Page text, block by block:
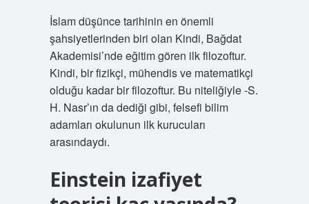
İslam düşünce tarihinin en önemli
şahsiyetlerinden biri olan Kindi, Bağdat
Akademisi’nde eğitim gören ilk filozoftur.
Kindi, bir fizikçi, mühendis ve matematikçi
olduğu kadar bir filozoftur. Bu niteliğiyle -S.
H. Nasr’ın da dediği gibi, felsefi bilim
adamları okulunun ilk kurucuları
arasındaydı.
Einstein izafiyet